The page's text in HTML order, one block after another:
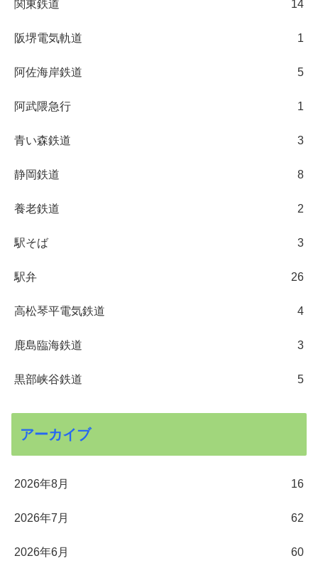
関東鉄道 14
阪堺電気軌道 1
阿佐海岸鉄道 5
阿武隈急行 1
青い森鉄道 3
静岡鉄道 8
養老鉄道 2
駅そば 3
駅弁 26
高松琴平電気鉄道 4
鹿島臨海鉄道 3
黒部峡谷鉄道 5
アーカイブ
2026年8月 16
2026年7月 62
2026年6月 60